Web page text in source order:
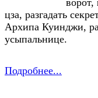
цза, разгадать
Архипа Куинджи,
усыпальнице.
Подробнее...